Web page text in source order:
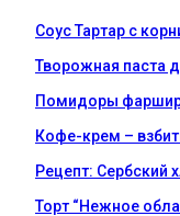
Соус Тартар с
Творожная паста
Помидоры
Кофе-крем –
Рецепт: Сербский
Торт “Нежное